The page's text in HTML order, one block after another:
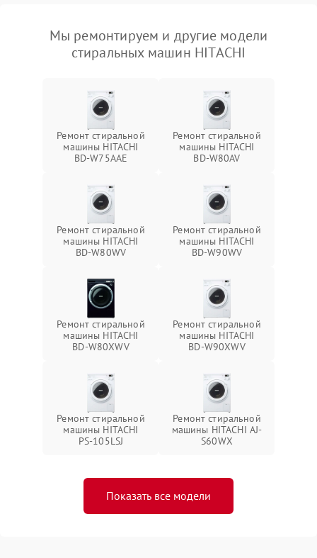
Мы ремонтируем и другие модели
стиральных машин HITACHI
Ремонт стиральной
машины HITACHI
BD-W75AAE
Ремонт стиральной
машины HITACHI
BD-W80AV
Ремонт стиральной
машины HITACHI
BD-W80WV
Ремонт стиральной
машины HITACHI
BD-W90WV
Ремонт стиральной
машины HITACHI
BD-W80XWV
Ремонт стиральной
машины HITACHI
BD-W90XWV
Ремонт стиральной
машины HITACHI
PS-105LSJ
Ремонт стиральной
машины HITACHI AJ-
S60WX
Показать все модели